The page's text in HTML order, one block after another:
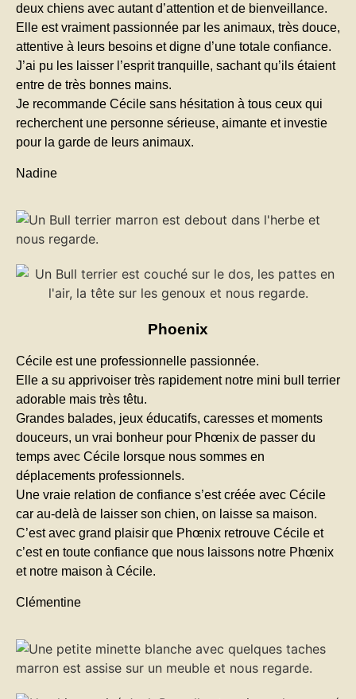
deux chiens avec autant d’attention et de bienveillance.
Elle est vraiment passionnée par les animaux, très douce,
attentive à leurs besoins et digne d’une totale confiance.
J’ai pu les laisser l’esprit tranquille, sachant qu’ils étaient
entre de très bonnes mains.
Je recommande Cécile sans hésitation à tous ceux qui
recherchent une personne sérieuse, aimante et investie
pour la garde de leurs animaux.
Nadine
Phoenix
Cécile est une professionnelle passionnée.
Elle a su apprivoiser très rapidement notre mini bull terrier
adorable mais très têtu.
Grandes balades, jeux éducatifs, caresses et moments
douceurs, un vrai bonheur pour Phœnix de passer du
temps avec Cécile lorsque nous sommes en
déplacements professionnels.
Une vraie relation de confiance s’est créée avec Cécile
car au-delà de laisser son chien, on laisse sa maison.
C’est avec grand plaisir que Phœnix retrouve Cécile et
c’est en toute confiance que nous laissons notre Phœnix
et notre maison à Cécile.
Clémentine